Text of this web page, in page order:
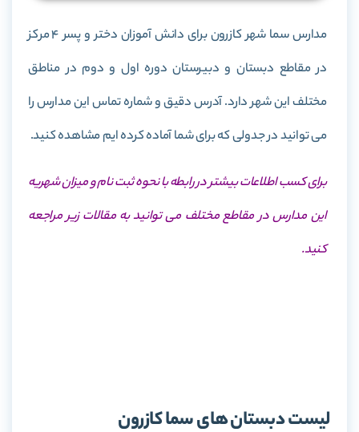
مدارس سما شهر کازرون برای دانش آموزان دختر و پسر 4 مرکز
در مقاطع دبستان و دبیرستان دوره اول و دوم در مناطق
مختلف این شهر دارد. آدرس دقیق و شماره تماس این مدارس را
می توانید در جدولی که برای شما آماده کرده ایم مشاهده کنید.
برای کسب اطلاعات بیشتر در رابطه با نحوه ثبت نام و میزان شهریه
این مدارس در مقاطع مختلف می توانید به مقالات زیر مراجعه
کنید.
لیست دبستان های سما کازرون